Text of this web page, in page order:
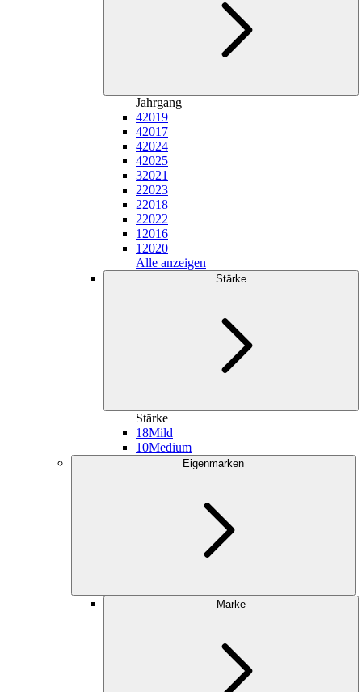
Jahrgang
42019
42017
42024
42025
32021
22023
22018
22022
1 2016
1 2020
Alle anzeigen
Stärke
Stärke
18Mild
10Medium
Eigenmarken
Marke